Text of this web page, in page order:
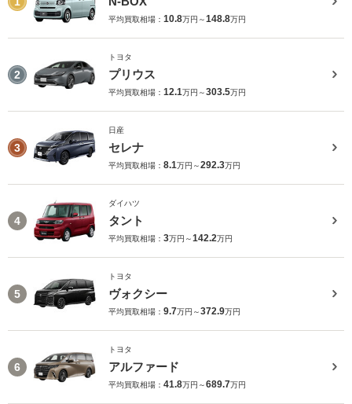
平均買取相場： 10.8万円～148.8万円
2
トヨタ
プリウス
平均買取相場： 12.1万円～303.5万円
3
日産
セレナ
平均買取相場： 8.1万円～292.3万円
4
ダイハツ
タント
平均買取相場： 3万円～142.2万円
5
トヨタ
ヴォクシー
平均買取相場： 9.7万円～372.9万円
6
トヨタ
アルファード
平均買取相場： 41.8万円～689.7万円